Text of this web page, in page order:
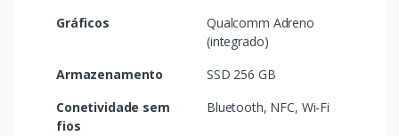
Gráficos
Qualcomm Adreno
(integrado)
Armazenamento
SSD 256 GB
Conetividade sem
fios
Bluetooth, NFC, Wi-Fi